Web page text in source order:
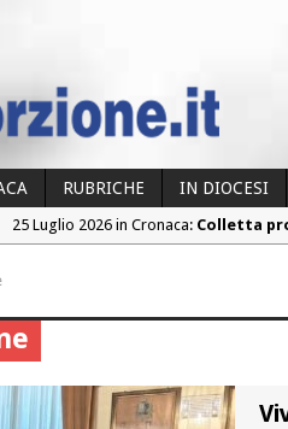
RUBRICHE IN DIOCESI
25 Luglio 2026 in Cronaca: Colletta
Torna la
23 Luglio 2026 in Cronaca: